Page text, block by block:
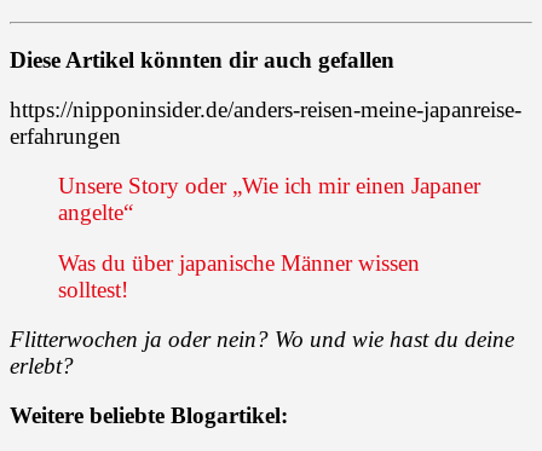
Diese Artikel könnten dir auch gefallen
https://nipponinsider.de/anders-reisen-meine-japanreise-
erfahrungen
Unsere Story oder „Wie ich mir einen Japaner
angelte“
Was du über japanische Männer wissen
solltest!
Flitterwochen ja oder nein? Wo und wie hast du deine
erlebt?
Weitere beliebte Blogartikel: